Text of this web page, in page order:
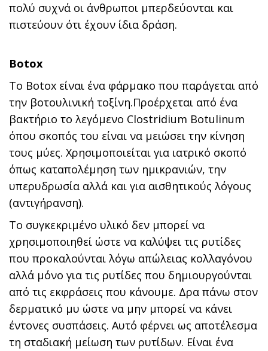
πολύ συχνά οι άνθρωποι μπερδεύονται και
πιστεύουν ότι έχουν ίδια δράση.
Botox
Το Botox είναι ένα φάρμακο που παράγεται από
την βοτουλινική τοξίνη.Προέρχεται από ένα
βακτήριο το λεγόμενο Clostridium Botulinum
όπου σκοπός του είναι να μειώσει την κίνηση
τους μύες. Χρησιμοποιείται για ιατρικό σκοπό
όπως καταπολέμηση των ημικρανιών, την
υπερυδρωσία αλλά και για αισθητικούς λόγους
(αντιγήρανση).
Το συγκεκριμένο υλικό δεν μπορεί να
χρησιμοποιηθεί ώστε να καλύψει τις ρυτίδες
που προκαλούνται λόγω απώλειας κολλαγόνου
αλλά μόνο για τις ρυτίδες που δημιουργούνται
από τις εκφράσεις που κάνουμε. Δρα πάνω στον
δερματικό μυ ώστε να μην μπορεί να κάνει
έντονες συσπάσεις. Αυτό φέρνει ως αποτέλεσμα
τη σταδιακή μείωση των ρυτίδων. Είναι ένα